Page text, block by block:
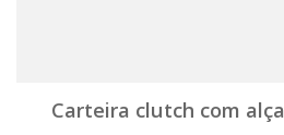
Carteira clutch com